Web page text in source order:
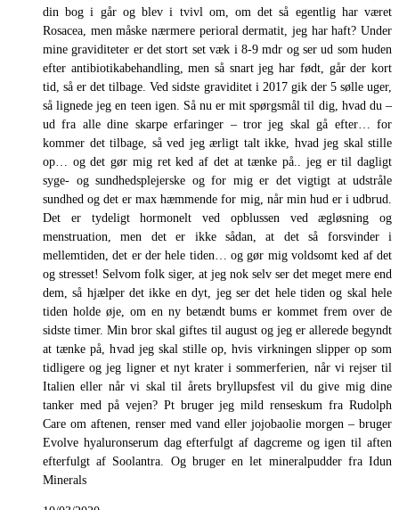
din bog i går og blev i tvivl om, om det så egentlig har været
Rosacea, men måske nærmere perioral dermatit, jeg har haft? Under
mine graviditeter er det stort set væk i 8-9 mdr og ser ud som huden
efter antibiotikabehandling, men så snart jeg har født, går der kort
tid, så er det tilbage. Ved sidste graviditet i 2017 gik der 5 sølle uger,
så lignede jeg en teen igen. Så nu er mit spørgsmål til dig, hvad du –
ud fra alle dine skarpe erfaringer – tror jeg skal gå efter… for
kommer det tilbage, så ved jeg ærligt talt ikke, hvad jeg skal stille
op… og det gør mig ret ked af det at tænke på.. jeg er til dagligt
syge- og sundhedsplejerske og for mig er det vigtigt at udstråle
sundhed og det er max hæmmende for mig, når min hud er i udbrud.
Det er tydeligt hormonelt ved opblussen ved ægløsning og
menstruation, men det er ikke sådan, at det så forsvinder i
mellemtiden, det er der hele tiden… og gør mig voldsomt ked af det
og stresset! Selvom folk siger, at jeg nok selv ser det meget mere end
dem, så hjælper det ikke en dyt, jeg ser det hele tiden og skal hele
tiden holde øje, om en ny betændt bums er kommet frem over de
sidste timer. Min bror skal giftes til august og jeg er allerede begyndt
at tænke på, hvad jeg skal stille op, hvis virkningen slipper op som
tidligere og jeg ligner et nyt krater i sommerferien, når vi rejser til
Italien eller når vi skal til årets bryllupsfest vil du give mig dine
tanker med på vejen? Pt bruger jeg mild renseskum fra Rudolph
Care om aftenen, renser med vand eller jojobaolie morgen – bruger
Evolve hyaluronserum dag efterfulgt af dagcreme og igen til aften
efterfulgt af Soolantra. Og bruger en let mineralpudder fra Idun
Minerals